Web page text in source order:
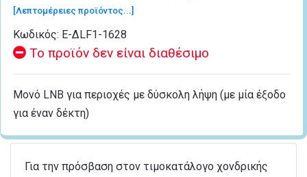
[Λεπτομέρειες προϊόντος...]
Κωδικός: Ε-ΔLF1-1628
Το προϊόν δεν είναι διαθέσιμο
Μονό LNB για περιοχές με δύσκολη λήψη (με μία έξοδο
για έναν δέκτη)
Για την πρόσβαση στον τιμοκατάλογο χονδρικής